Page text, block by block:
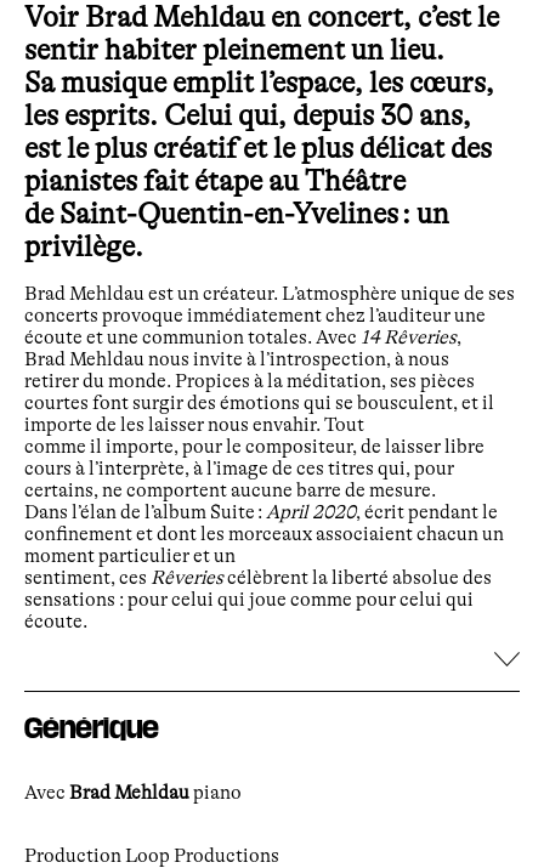
Voir Brad Mehldau en concert, c’est le
sentir habiter pleinement un lieu.
Sa musique emplit l’espace, les cœurs,
les esprits. Celui qui, depuis 30 ans,
est le plus créatif et le plus délicat des
pianistes fait étape au Théâtre
de Saint-Quentin-en-Yvelines : un
privilège.
Brad Mehldau est un créateur. L’atmosphère unique de ses
concerts provoque immédiatement chez l’auditeur une
écoute et une communion totales. Avec 14 Rêveries,
Brad Mehldau nous invite à l’introspection, à nous
retirer du monde. Propices à la méditation, ses pièces
courtes font surgir des émotions qui se bousculent, et il
importe de les laisser nous envahir. Tout
comme il importe, pour le compositeur, de laisser libre
cours à l’interprète, à l’image de ces titres qui, pour
certains, ne comportent aucune barre de mesure.
Dans l’élan de l’album Suite : April 2020, écrit pendant le
confinement et dont les morceaux associaient chacun un
moment particulier et un
sentiment, ces Rêveriescélèbrent la liberté absolue des
sensations : pour celui qui joue comme pour celui qui
écoute.
Générique
Avec Brad Mehldaupiano
Production Loop Productions